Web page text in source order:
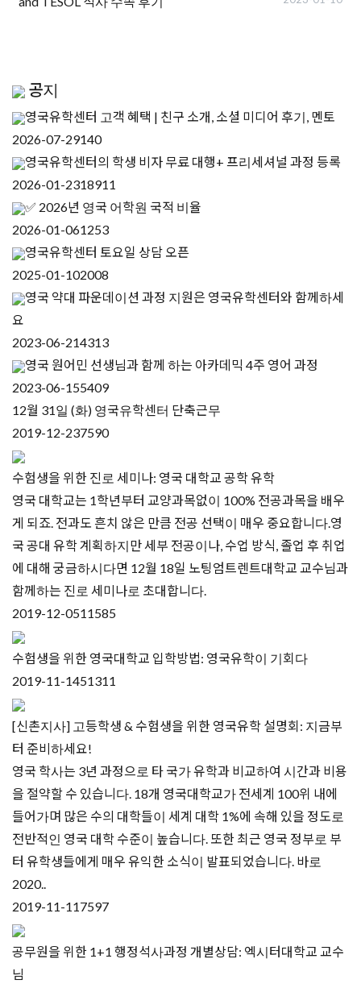
공지
영국유학센터 고객 혜택 | 친구 소개, 소셜 미디어 후기, 멘토
2026-07-29140
영국유학센터의 학생 비자 무료 대행+ 프리세셔널 과정 등록
2026-01-2318911
✅ 2026년 영국 어학원 국적 비율
2026-01-061253
영국유학센터 토요일 상담 오픈
2025-01-102008
영국 약대 파운데이션 과정 지원은 영국유학센터와 함께하세
요
2023-06-214313
영국 원어민 선생님과 함께 하는 아카데믹 4주 영어 과정
2023-06-155409
12월 31일 (화) 영국유학센터 단축근무
2019-12-237590
수험생을 위한 진로 세미나: 영국 대학교 공학 유학
영국 대학교는 1학년부터 교양과목없이 100% 전공과목을 배우
게 되죠. 전과도 흔치 않은 만큼 전공 선택이 매우 중요합니다.영
국 공대 유학 계획하지만 세부 전공이나, 수업 방식, 졸업 후 취업
에 대해 궁금하시다면 12월 18일 노팅엄트렌트대학교 교수님과
함께하는 진로 세미나로 초대합니다.
2019-12-0511585
수험생을 위한 영국대학교 입학방법: 영국유학이 기회다
2019-11-1451311
[신촌지사] 고등학생 & 수험생을 위한 영국유학 설명회: 지금부
터 준비하세요!
영국 학사는 3년 과정으로 타 국가 유학과 비교하여 시간과 비용
을 절약할 수 있습니다. 18개 영국대학교가 전세계 100위 내에
들어가며 많은 수의 대학들이 세계 대학 1%에 속해 있을 정도로
전반적인 영국 대학 수준이 높습니다. 또한 최근 영국 정부로 부
터 유학생들에게 매우 유익한 소식이 발표되었습니다. 바로
2020..
2019-11-117597
공무원을 위한 1+1 행정석사과정 개별상담: 엑시터대학교 교수
님